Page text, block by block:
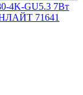
4K-GU5.3 7Вт
71641